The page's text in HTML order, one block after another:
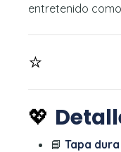
entretenido
⭐
💖
📘 Tapa